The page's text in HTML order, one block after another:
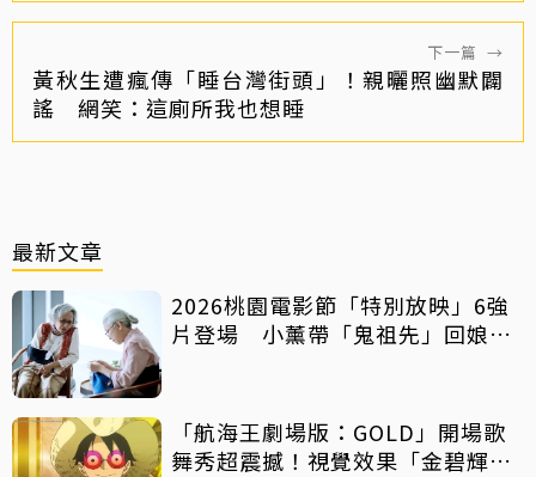
下一篇 →
黃秋生遭瘋傳「睡台灣街頭」！親曬照幽默闢
謠 網笑：這廁所我也想睡
最新文章
2026桃園電影節「特別放映」6強
片登場 小薰帶「鬼祖先」回娘
「航海王劇場版：GOLD」開場歌
舞秀超震撼！視覺效果「金碧輝